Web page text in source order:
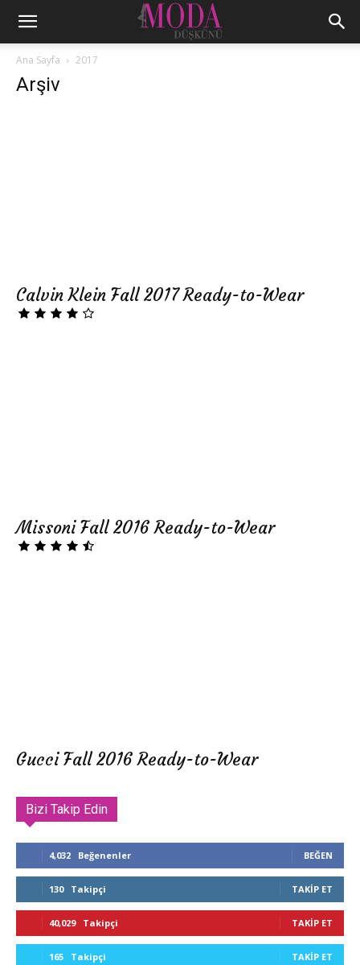
Ana Sayfa 2017
Arşiv
Calvin Klein Fall 2017 Ready-to-Wear
Missoni Fall 2016 Ready-to-Wear
Gucci Fall 2016 Ready-to-Wear
Bizi Takip Edin
4,032 Beğenenler BEĞEN
130 Takipçi TAKIP ET
40,029 Takipçi TAKIP ET
165 Takipçi TAKIP ET